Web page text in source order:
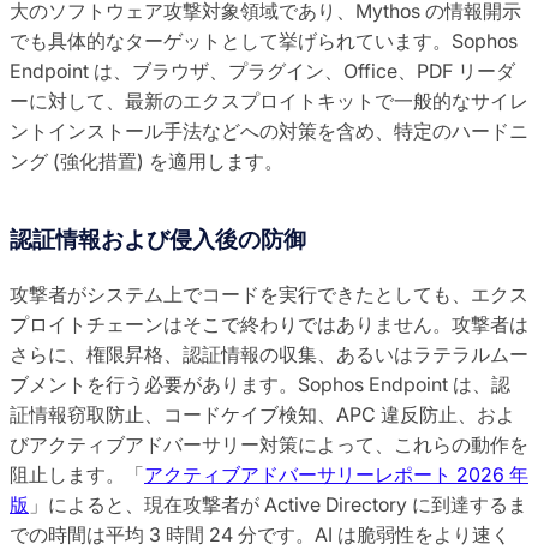
大のソフトウェア攻撃対象領域であり、Mythos の情報開示
でも具体的なターゲットとして挙げられています。Sophos
Endpoint は、ブラウザ、プラグイン、Office、PDF リーダ
ーに対して、最新のエクスプロイトキットで一般的なサイレ
ントインストール手法などへの対策を含め、特定のハードニ
ング (強化措置) を適用します。
認証情報および侵入後の防御
攻撃者がシステム上でコードを実行できたとしても、エクス
プロイトチェーンはそこで終わりではありません。攻撃者は
さらに、権限昇格、認証情報の収集、あるいはラテラルムー
ブメントを行う必要があります。Sophos Endpoint は、認
証情報窃取防止、コードケイブ検知、APC 違反防止、およ
びアクティブアドバーサリー対策によって、これらの動作を
阻止します。「アクティブアドバーサリーレポート 2026 年
版 」によると、現在攻撃者が Active Directory に到達するま
での時間は平均 3 時間 24 分です。AI は脆弱性をより速く